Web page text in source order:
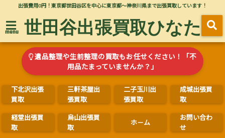
出張費用0円！東京都世田谷区を中心に東京都～神奈川県まで出張買取しています！
menu 世田谷出張買取ひなた
遺品整理や生前整理の買取もお任せください！「不
用品たまっていませんか？」
下北沢出張
買取
三軒茶屋出
張買取
二子玉川出
張買取
成城出張買
取
経堂出張買
取
烏山出張買
取
ホ－ム
お問い合わ
せ